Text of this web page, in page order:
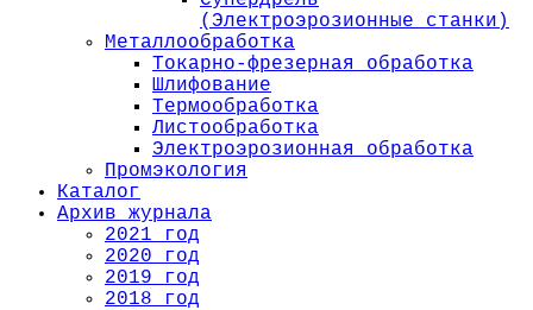
(Электроэрозионные станки)
Металлообработка
Токарно-фрезерная обработка
Шлифование
Термообработка
Листообработка
Электроэрозионная обработка
Промэкология
Каталог
Архив журнала
2021 год
2020 год
2019 год
2018 год